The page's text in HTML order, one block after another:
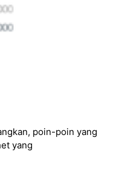
poin-poin yang
yang